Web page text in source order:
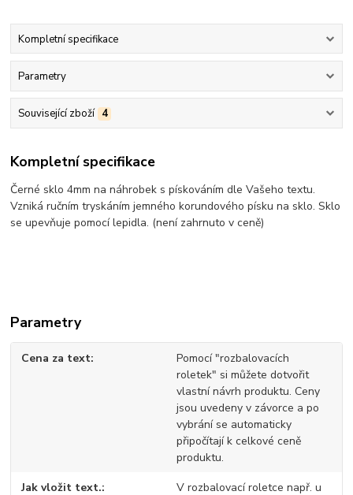
Kompletní specifikace
Parametry
Související zboží 4
Kompletní specifikace
Černé sklo 4mm na náhrobek s pískováním dle Vašeho textu.
Vzniká ručním tryskáním jemného korundového písku na sklo. Sklo
se upevňuje pomocí lepidla. (není zahrnuto v ceně)
Parametry
Cena za text
Pomocí "rozbalovacích
roletek" si můžete dotvořit
vlastní návrh produktu. Ceny
jsou uvedeny v závorce a po
vybrání se automaticky
připočítají k celkové ceně
produktu.
Jak vložit text.
V rozbalovací roletce např. u